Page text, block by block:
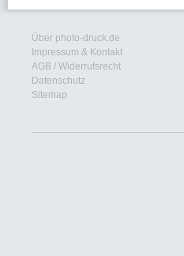
Über photo-druck.de
Impressum & Kontakt
AGB / Widerrufsrecht
Datenschutz
Sitemap